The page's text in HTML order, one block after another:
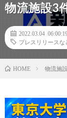
物流施設3
2022.03.04
プレスリリースな
HOME 物流施